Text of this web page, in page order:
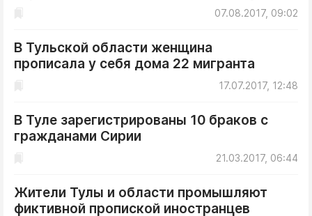
07.08.2017, 09:02
В Тульской области женщина
прописала у себя дома 22 мигранта
17.07.2017, 12:48
В Туле зарегистрированы 10 браков с
гражданами Сирии
21.03.2017, 06:44
Жители Тулы и области промышляют
фиктивной пропиской иностранцев